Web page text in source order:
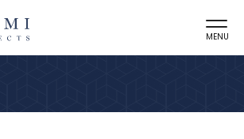
MENU